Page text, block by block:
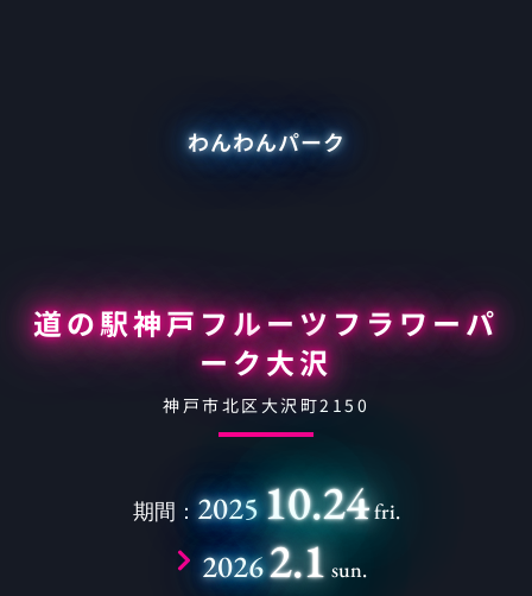
わんわんパーク
道の駅神戸フルーツフラワーパ
ーク大沢
神戸市北区大沢町2150
期間： 202510.24fri.
20262.1 sun.